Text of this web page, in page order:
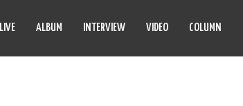
LIVE ALBUM INTERVIEW VIDEO COLUMN